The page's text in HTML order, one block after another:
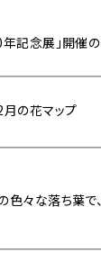
記念展」開催
月の花マップ
々な落ち葉で、